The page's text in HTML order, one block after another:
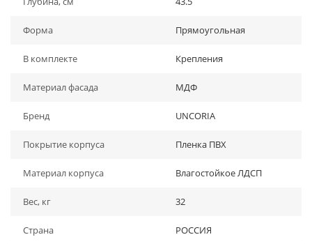
Форма Прямоугольная
В комплекте Крепления
Материал фасада МДФ
Бренд UNCORIA
Покрытие корпуса Пленка ПВХ
Материал корпуса Влагостойкое ЛДСП
Вес, кг 32
Страна РОССИЯ